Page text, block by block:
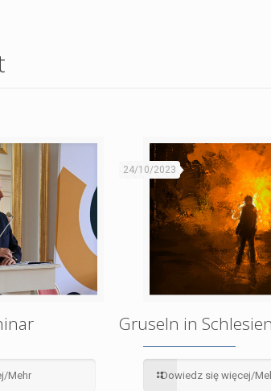
Mehr
24/10/2023
Gruseln in Schlesien
Dowiedz się więcej/